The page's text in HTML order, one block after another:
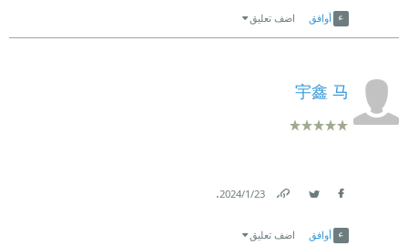
أوافق اضف تعليق
宇鑫 马
23‏/1‏/2024
.
أوافق اضف تعليق